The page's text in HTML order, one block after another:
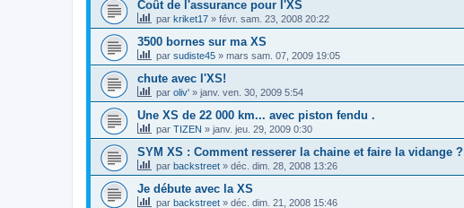
Coût de l'assurance pour l'XS
par kriket17 » févr. sam. 23, 2008 20:22
3500 bornes sur ma XS
par sudiste45 » mars sam. 07, 2009 19:05
chute avec l'XS!
par oliv' » janv. ven. 30, 2009 5:54
Une XS de 22 000 km... avec piston fendu .
par TIZEN » janv. jeu. 29, 2009 0:30
SYM XS : Comment resserer la chaine et faire la vidange ?
par backstreet » déc. dim. 28, 2008 13:26
Je débute avec la XS
par backstreet » déc. dim. 21, 2008 15:46